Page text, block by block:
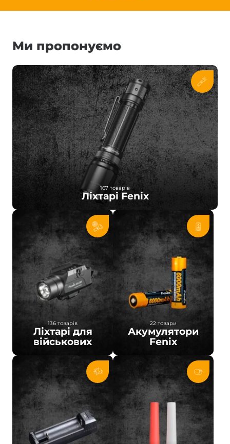
Ми пропонуємо
167 товарів
Ліхтарі Fenix
136 товарів
Ліхтарі для
військових
22 товари
Акумулятори
Fenix